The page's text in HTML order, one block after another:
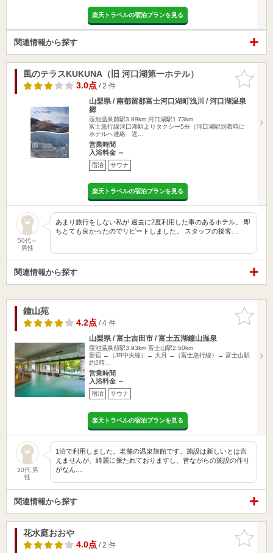
楽天トラベルの宿泊プランを見る
関連情報から探す
お気に入
りに追加
風のテラスKUKUNA（旧 河口湖第一ホテル）
3.0点/ 2 件
山梨県 / 南都留郡富士河口湖町浅川 / 河口湖温泉
郷
葭池温泉前駅3.89km 河口湖駅1.73km
富士急行線河口湖駅よりタクシー5分（河口湖駅到着時に
ホテルへ連絡 送…
営業時間
入浴料金 ～
宿泊 サウナ
楽天トラベルの宿泊プランを見る
50代～
男性
あまり旅行をしない私が 過去に2度利用した事のあるホテル。 即
ちとても良かったのでリピートしました。 スタッフの接客…
関連情報から探す
お気に入
りに追加
鐘山苑
4.2点/ 4 件
山梨県 / 富士吉田市 / 富士五湖鐘山温泉
葭池温泉前駅3.93km 富士山駅2.50km
新宿 →（JR中央線）→ 大月 →（富士急行線）→ 富士山駅
約2時…
営業時間
入浴料金 ～
宿泊 サウナ
楽天トラベルの宿泊プランを見る
30代 男
性
1泊で利用しました。老舗の温泉旅館です。施設は新しいとは言
えませんが、綺麗に保たれておりますし、昔ながらの施設の作り
がなん…
関連情報から探す
お気に入
りに追加
花水庭おおや
4.0点/ 2 件